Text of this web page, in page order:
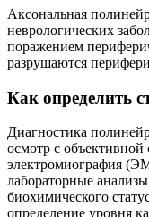
Аксональная
неврологических
поражением
разрушаются
Как определить
Диагностика
осмотр с объективной
электромиография
лабораторные
биохимического
определение уровня